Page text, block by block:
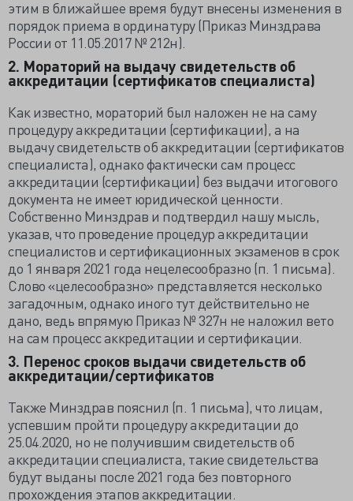
этим в ближайшее время будут внесены изменения в
порядок приема в ординатуру (Приказ Минздрава
России от 11.05.2017 № 212н).
2. Мораторий на выдачу свидетельств об
аккредитации (сертификатов специалиста)
Как известно, мораторий был наложен не на саму
процедуру аккредитации (сертификации), а на
выдачу свидетельств об аккредитации (сертификатов
специалиста), однако фактически сам процесс
аккредитации (сертификации) без выдачи итогового
документа не имеет юридической ценности.
Собственно Минздрав и подтвердил нашу мысль,
указав, что проведение процедур аккредитации
специалистов и сертификационных экзаменов в срок
до 1 января 2021 года нецелесообразно (п. 1 письма).
Слово «целесообразно» представляется несколько
загадочным, однако иного тут действительно не
дано, ведь впрямую Приказ № 327н не наложил вето
на сам процесс аккредитации и сертификации.
3. Перенос сроков выдачи свидетельств об
аккредитации/сертификатов
Также Минздрав пояснил (п. 1 письма), что лицам,
успевшим пройти процедуру аккредитации до
25.04.2020, но не получившим свидетельств об
аккредитации специалиста, такие свидетельства
будут выданы после 2021 года без повторного
прохождения этапов аккредитации.